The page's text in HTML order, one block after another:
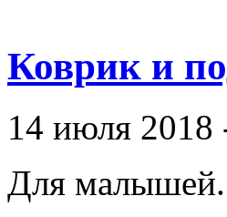
Коврик и
14 июля
Для малышей.